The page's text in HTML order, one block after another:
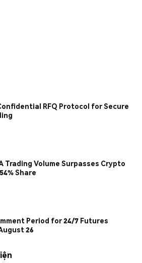
RFQ Protocol for Secure
Trading Volume Surpasses Crypto
Share
Period for 24/7 Futures
26